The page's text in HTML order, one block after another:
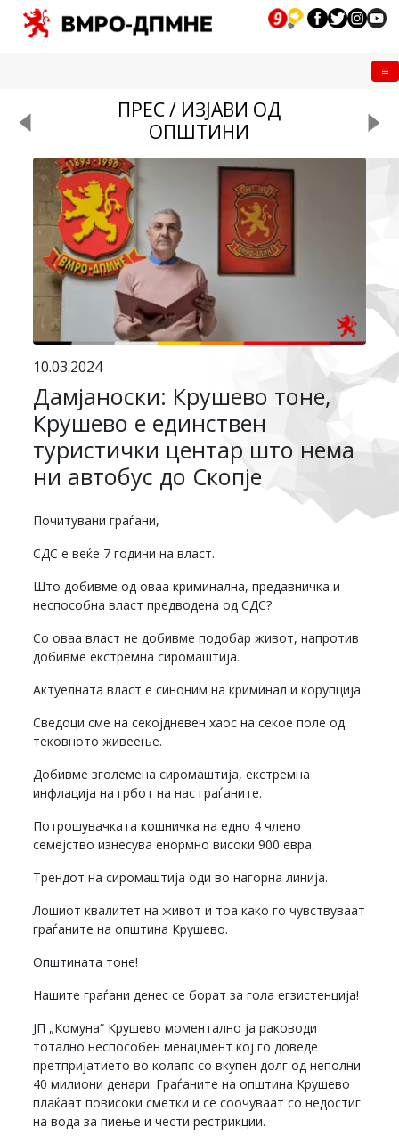
ПРЕС / ИЗЈАВИ ОД
ОПШТИНИ
10.03.2024
Дамјаноски: Крушево тоне,
Крушево е единствен
туристички центар што нема
ни автобус до Скопје
Почитувани граѓани,
СДС е веќе 7 години на власт.
Што добивме од оваа криминална, предавничка и
неспособна власт предводена од СДС?
Со оваа власт не добивме подобар живот, напротив
добивме екстремна сиромаштија.
Актуелната власт е синоним на криминал и корупција.
Сведоци сме на секојдневен хаос на секое поле од
тековното живеење.
Добивме зголемена сиромаштија, екстремна
инфлација на грбот на нас граѓаните.
Потрошувачката кошничка на едно 4 члено
семејство изнесува енормно високи 900 евра.
Трендот на сиромаштија оди во нагорна линија.
Лошиот квалитет на живот и тоа како го чувствуваат
граѓаните на општина Крушево.
Општината тоне!
Нашите граѓани денес се борат за гола егзистенција!
ЈП „Комуна“ Крушево моментално ја раководи
тотално неспособен менаџмент кој го доведе
претпријатието во колапс со вкупен долг од неполни
40 милиони денари. Граѓаните на општина Крушево
плаќаат повисоки сметки и се соочуваат со недостиг
на вода за пиење и чести рестрикции.